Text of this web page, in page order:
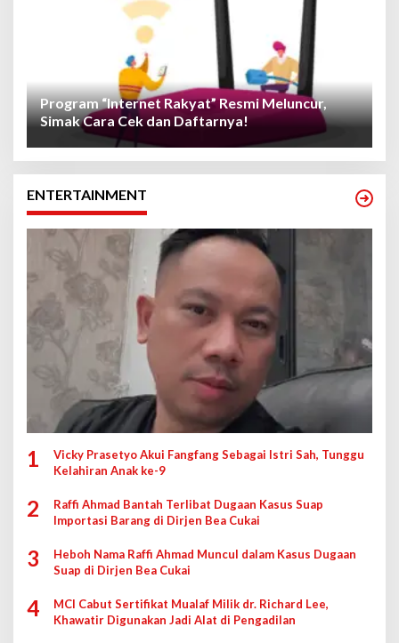
Program “Internet Rakyat” Resmi Meluncur,
Simak Cara Cek dan Daftarnya!
ENTERTAINMENT
1
Vicky Prasetyo Akui Fangfang Sebagai Istri Sah, Tunggu
Kelahiran Anak ke-9
2
Raffi Ahmad Bantah Terlibat Dugaan Kasus Suap
Importasi Barang di Dirjen Bea Cukai
3
Heboh Nama Raffi Ahmad Muncul dalam Kasus Dugaan
Suap di Dirjen Bea Cukai
4
MCI Cabut Sertifikat Mualaf Milik dr. Richard Lee,
Khawatir Digunakan Jadi Alat di Pengadilan